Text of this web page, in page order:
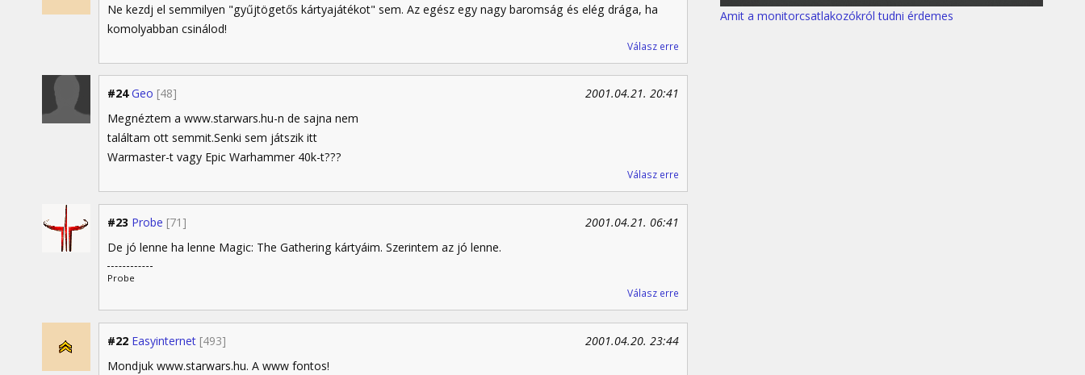
Ne kezdj el semmilyen "gyűjtögetős kártyajátékot" sem. Az egész egy nagy baromság és elég drága, ha
komolyabban csinálod!
Válasz erre
#24 Geo [48]
2001.04.21. 20:41
Megnéztem a www.starwars.hu-n de sajna nem
találtam ott semmit.Senki sem játszik itt
Warmaster-t vagy Epic Warhammer 40k-t???
Válasz erre
#23 Probe [71]
2001.04.21. 06:41
De jó lenne ha lenne Magic: The Gathering kártyáim. Szerintem az jó lenne.
Probe
Válasz erre
#22 Easyinternet [493]
2001.04.20. 23:44
Mondjuk www.starwars.hu. A www fontos!
Amit a monitorcsatlakozókról tudni érdemes